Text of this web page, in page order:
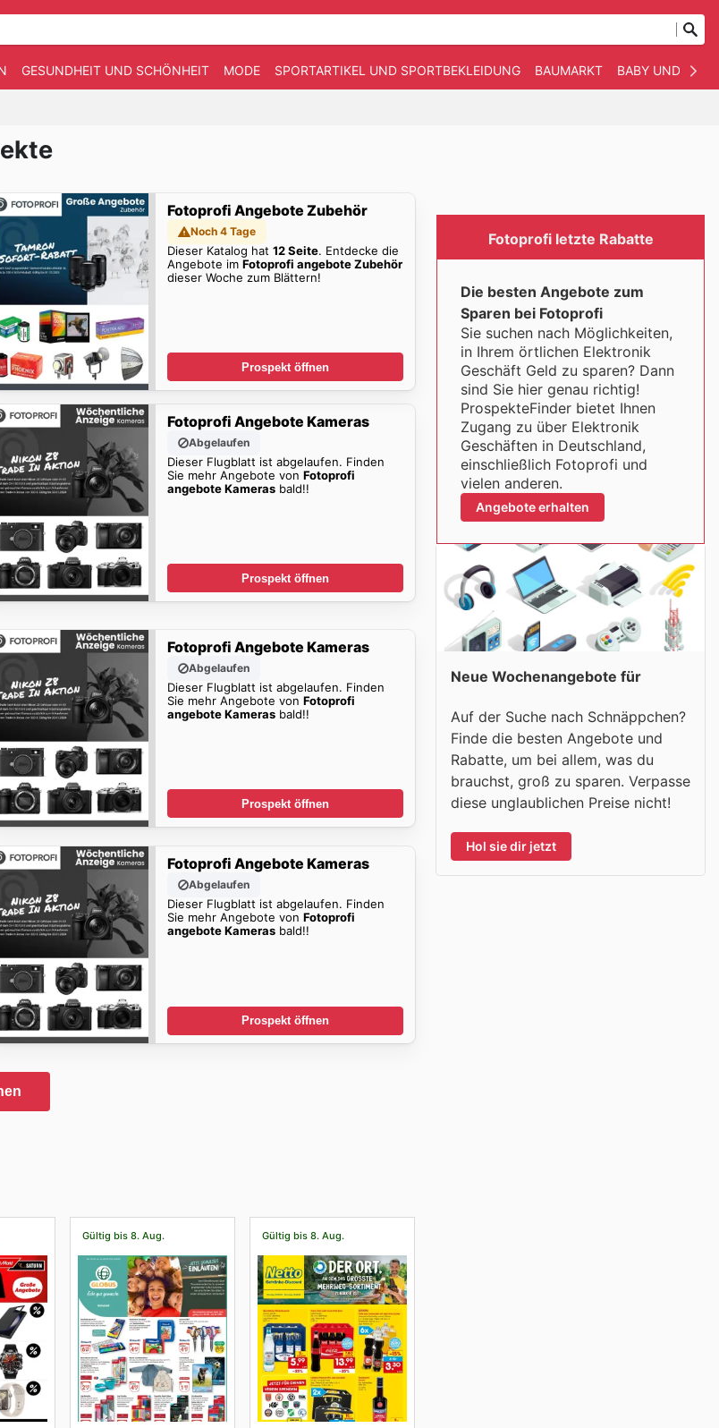
GESUNDHEIT UND SCHÖNHEIT MODE SPORTARTIKEL UND SPORTBEKLEIDUNG BAUMARKT BABY UND KIND
Fotoprofi Angebote Zubehör
Noch 4 Tage
Dieser Katalog hat12 Seite. Entdecke die
Angebote imFotoprofi angebote Zubehör
dieser Woche zum Blättern!
Prospekt öffnen
Fotoprofi Angebote Kameras
Abgelaufen
Dieser Flugblatt ist abgelaufen. Finden
Sie mehr Angebote vonFotoprofi
angebote Kameras bald!!
Prospekt öffnen
Fotoprofi Angebote Kameras
Abgelaufen
Dieser Flugblatt ist abgelaufen. Finden
Sie mehr Angebote vonFotoprofi
angebote Kameras bald!!
Prospekt öffnen
Fotoprofi Angebote Kameras
Abgelaufen
Dieser Flugblatt ist abgelaufen. Finden
Sie mehr Angebote vonFotoprofi
angebote Kameras bald!!
Prospekt öffnen
Gültig bis 8. Aug. Gültig bis 8. Aug.
Fotoprofi letzte Rabatte
Die besten Angebote zum
Sparen bei Fotoprofi
Sie suchen nach Möglichkeiten,
in Ihrem örtlichen Elektronik
Geschäft Geld zu sparen? Dann
sind Sie hier genau richtig!
ProspekteFinder bietet Ihnen
Zugang zu über Elektronik
Geschäften in Deutschland,
einschließlich Fotoprofi und
vielen anderen.
Angebote erhalten
Neue Wochenangebote für
Auf der Suche nach Schnäppchen?
Finde die besten Angebote und
Rabatte, um bei allem, was du
brauchst, groß zu sparen. Verpasse
diese unglaublichen Preise nicht!
Hol sie dir jetzt